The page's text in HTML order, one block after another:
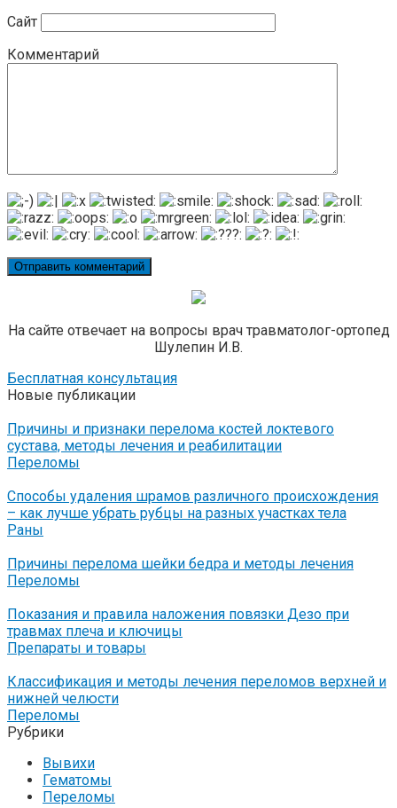
Сайт
Комментарий
На сайте отвечает на вопросы врач травматолог-ортопед
Шулепин И.В.
Бесплатная консультация
Новые публикации
Причины и признаки перелома костей локтевого
сустава, методы лечения и реабилитации
Переломы
Способы удаления шрамов различного происхождения
– как лучше убрать рубцы на разных участках тела
Раны
Причины перелома шейки бедра и методы лечения
Переломы
Показания и правила наложения повязки Дезо при
травмах плеча и ключицы
Препараты и товары
Классификация и методы лечения переломов верхней и
нижней челюсти
Переломы
Рубрики
Вывихи
Гематомы
Переломы